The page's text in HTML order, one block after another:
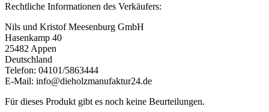
Rechtliche Informationen des Verkäufers:
Nils und Kristof Meesenburg GmbH
Hasenkamp 40
25482 Appen
Deutschland
Telefon: 04101/5863444
E-Mail: info@dieholzmanufaktur24.de
Für dieses Produkt gibt es noch keine Beurteilungen.